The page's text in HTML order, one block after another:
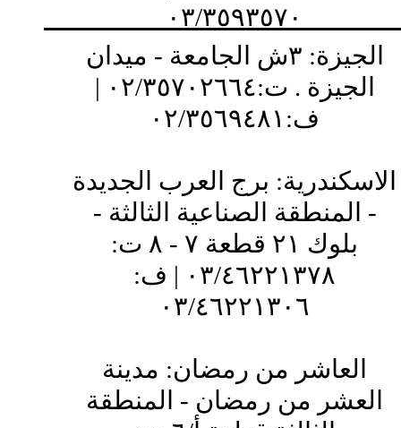
٠٣/٣٥٩٣٥٧٠
الجيزة: ٣ش الجامعة - ميدان
الجيزة . ت:٠٢/٣٥٧٠٢٦٦٤ |
ف:٠٢/٣٥٦٩٤٨١
الاسكندرية: برج العرب الجديدة
- المنطقة الصناعية الثالثة -
بلوك ٢١ قطعة ٧ - ٨ ت:
٠٣/٤٦٢٢١٣٧٨ | ف:
٠٣/٤٦٢٢١٣٠٦
العاشر من رمضان: مدينة
العشر من رمضان - المنطقة